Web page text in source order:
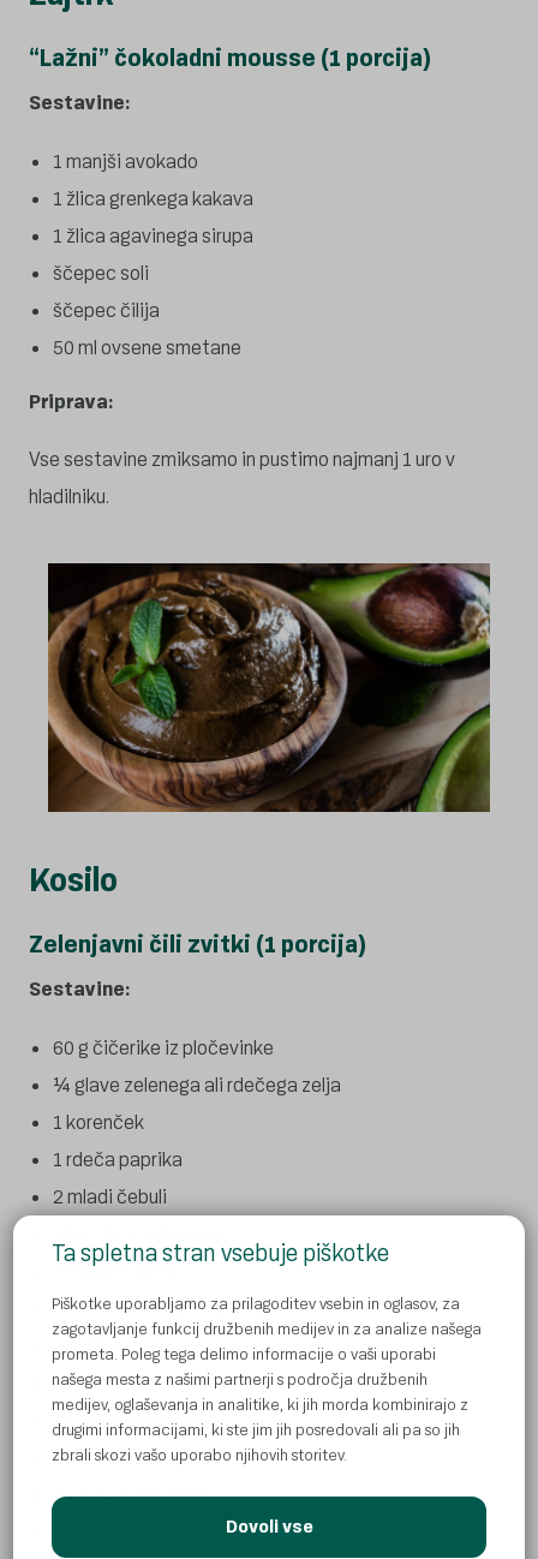
Ta spletna stran vsebuje piškotke
Piškotke uporabljamo za prilagoditev vsebin in oglasov, za
zagotavljanje funkcij družbenih medijev in za analize našega
prometa. Poleg tega delimo informacije o vaši uporabi
našega mesta z našimi partnerji s področja družbenih
medijev, oglaševanja in analitike, ki jih morda kombinirajo z
drugimi informacijami, ki ste jim jih posredovali ali pa so jih
zbrali skozi vašo uporabo njihovih storitev.
Dovoli vse
“Lažni” čokoladni mousse (1 porcija)
Sestavine:
1 manjši avokado
1 žlica grenkega kakava
1 žlica agavinega sirupa
ščepec soli
ščepec čilija
50 ml ovsene smetane
Priprava:
Vse sestavine zmiksamo in pustimo najmanj 1 uro v
hladilniku.
Kosilo
Zelenjavni čili zvitki (1 porcija)
Sestavine:
60 g čičerike iz pločevinke
¼ glave zelenega ali rdečega zelja
1 korenček
1 rdeča paprika
2 mladi čebuli
5 metinih listov
5 listov riževega papirja
2 žlički sezamovega olja
½ čajne žličke čilija
½ čajne žličke soli
1 žlica sladko-kisle omake
1 žlica sojine omake
dodatnih 100 ml olja za cvrtje (sončnično olje)